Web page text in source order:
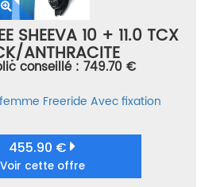
SHEEVA 10 + 11.0 TCX
ANTHRACITE
ORANGE TAILLE 180
conseillé : 749.70 €
Freeride Avec fixation
455.90 €
Voir cette offre